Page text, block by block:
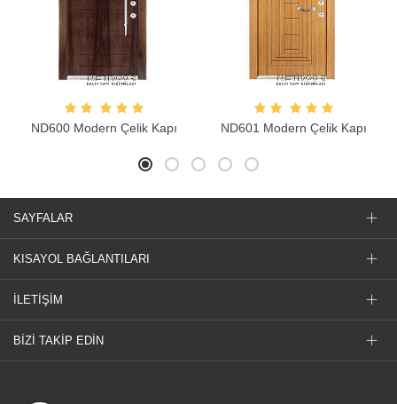
ND600 Modern Çelik Kapı ND601 Modern Çelik Kapı
SAYFALAR
KISAYOL BAĞLANTILARI
İLETİŞİM
BİZİ TAKİP EDİN